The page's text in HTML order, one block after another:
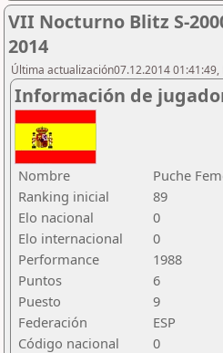
VII Nocturno Blitz S-
2014
Última actualización07.12.2014
Información de
Nombre
Puche
Ranking inicial
89
Elo nacional
0
Elo internacional
0
Performance
1988
Puntos
6
Puesto
9
Federación
ESP
Código nacional
0